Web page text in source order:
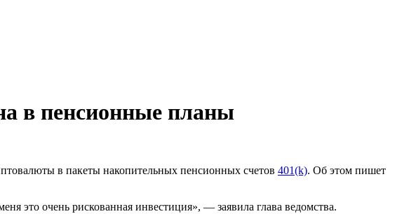
в пенсионные планы
в пакеты накопительных пенсионных счетов 401(k). Об этом пишет
это очень рискованная инвестиция», — заявила глава ведомства.